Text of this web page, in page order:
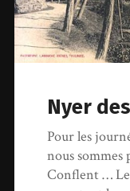
Nyer
Pour les
nous sommes
Conflent …